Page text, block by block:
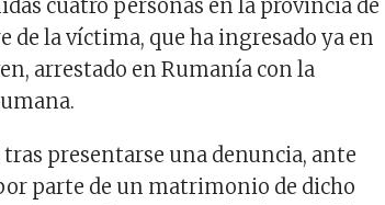
cuatro personas en la provincia de
de la víctima, que ha ingresado ya en
arrestado en Rumanía con la
presentarse una denuncia, ante
parte de un matrimonio de dicho